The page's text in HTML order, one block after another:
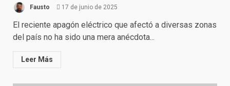
Fausto 17 de junio de 2025
El reciente apagón eléctrico que afectó a diversas zonas
del país no ha sido una mera anécdota...
Leer Más